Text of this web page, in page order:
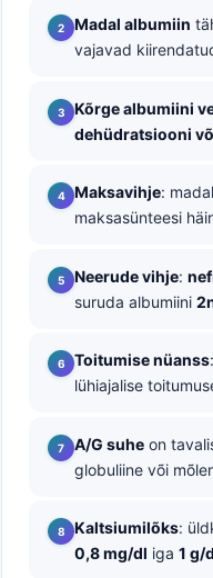
Madal albumiin
vajavad
Kõrge albumiini
dehüdratsiooni
Maksavihje:
maksasünteesi
Neerude vihje:
suruda albumiini
Toitumise nüanss
lühiajalise
A/G suhe on
globuliine või
Kaltsiumilõks:
0,8 mg/dl iga 1 g/